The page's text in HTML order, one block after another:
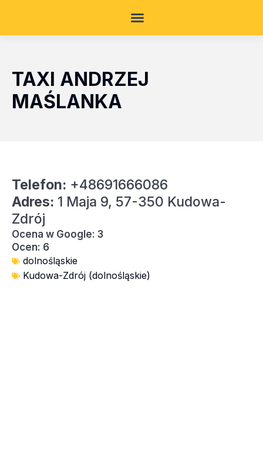
TAXI ANDRZEJ
MAŚLANKA
Telefon: +48691666086
Adres: 1 Maja 9, 57-350 Kudowa-
Zdrój
Ocena w Google: 3
Ocen: 6
dolnośląskie
Kudowa-Zdrój (dolnośląskie)